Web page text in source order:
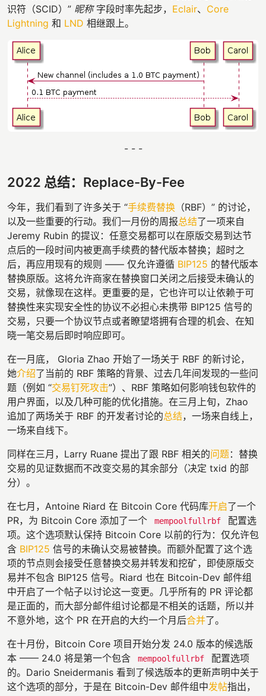
识符（SCID）” 昵称字段时率先起步， Eclair、 Core
Lightning 和 LND 相继跟上。
- - -
2022 总结：Replace-By-Fee
今年，我们看到了许多关于 “手续费替换 （RBF）” 的讨论，
以及一些重要的行动。我们一月份的周报总结了一项来自
Jeremy Rubin 的提议：任意交易都可以在原版交易到达节
点后的一段时间内被更高手续费的替代版本替换；超时之
后，再应用现有的规则 —— 仅允许遵循 BIP125 的替代版本
替换原版。这将允许商家在替换窗口关闭之后接受未确认的
交易，就像现在这样。更重要的是，它也许可以让依赖于可
替换性来实现安全性的协议不必担心未携带 BIP125 信号的
交易，只要一个协议节点或者瞭望塔拥有合理的机会、在知
晓一笔交易后即时响应即可。
在一月底， Gloria Zhao 开始了一场关于 RBF 的新讨论，
她介绍了当前的 RBF 策略的背景、过去几年间发现的一些问
题（例如 “交易钉死攻击”）、RBF 策略如何影响钱包软件的
用户界面，以及几种可能的优化措施。在三月上旬，Zhao
追加了两场关于 RBF 的开发者讨论的总结，一场来自线上，
一场来自线下。
同样在三月，Larry Ruane 提出了跟 RBF 相关的问题：替换
交易的见证数据而不改变交易的其余部分（决定 txid 的部
分）。
在七月，Antoine Riard 在 Bitcoin Core 代码库开启了一个
PR，为 Bitcoin Core 添加了一个
mempoolfullrbf
配置选
项。这个选项默认保持 Bitcoin Core 以前的行为：仅允许包
含 BIP125 信号的未确认交易被替换。而额外配置了这个选
项的节点则会接受任意替换交易并转发和挖矿，即使原版交
易并不包含 BIP125 信号。Riard 也在 Bitcoin-Dev 邮件组
中开启了一个帖子以讨论这一变更。几乎所有的 PR 评论都
是正面的，而大部分邮件组讨论都是不相关的话题，所以并
不意外地，这个 PR 在开启的大约一个月后合并了。
在十月份，Bitcoin Core 项目开始分发 24.0 版本的候选版
本 —— 24.0 将是第一个包含
mempoolfullrbf
配置选项
的。Dario Sneidermanis 看到了候选版本的更新声明中关于
这个选项的部分，于是在 Bitcoin-Dev 邮件组中发帖指出，